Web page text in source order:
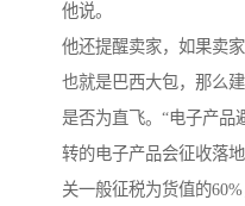
他说。
他还提醒卖家，如果卖
也就是巴西大包，那么
是否为直飞。“电子产品
转的电子产品会征收落
关一般征税为货值的60%